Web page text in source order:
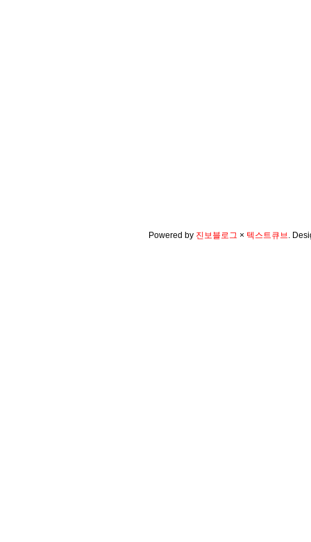
Powered by 진보블로그 × 텍스트큐브.